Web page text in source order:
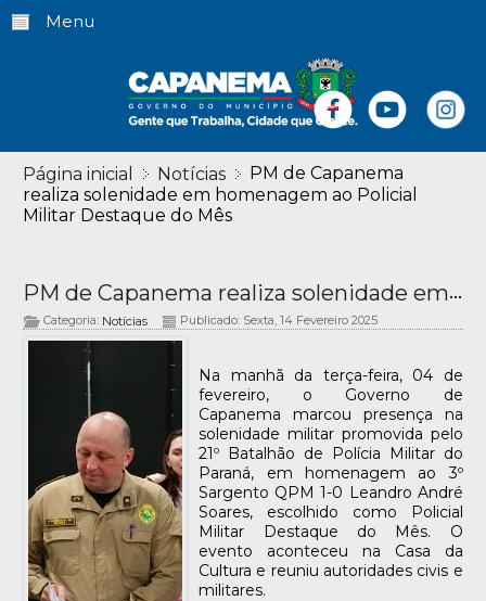
Menu
Página inicial Notícias
PM de Capanema
realiza solenidade em homenagem ao Policial
Militar Destaque do Mês
PM de Capanema realiza solenidade em homenagem ao Policial Militar Destaque do Mês
Categoria: Notícias Publicado: Sexta, 14 Fevereiro 2025
Na manhã da terça-feira, 04 de
fevereiro, o Governo de
Capanema marcou presença na
solenidade militar promovida pelo
21º Batalhão de Polícia Militar do
Paraná, em homenagem ao 3º
Sargento QPM 1-0 Leandro André
Soares, escolhido como Policial
Militar Destaque do Mês. O
evento aconteceu na Casa da
Cultura e reuniu autoridades civis e
militares.